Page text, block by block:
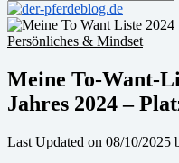
Persönliches & Mindset
Meine To-Want-
Jahres 2024 –
Last Updated on 08/10/2025